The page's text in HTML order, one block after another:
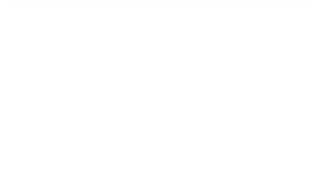
高市首相、公用車を3000万円超の新型センチュリーSUVに変更